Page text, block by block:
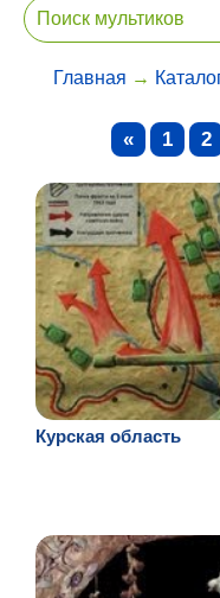
Главная →
« 1 2
Курская область